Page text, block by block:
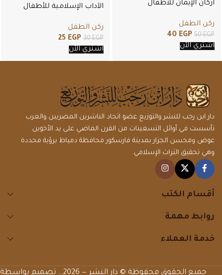
أركان الإيمان للأطفال
ركن الطفل
50EGP
40 EGP
اشتري الأن
الآداب الإسلامية للأطفال
ركن الطفل
30EGP
25 EGP
اشتري الأن
دار ابن رجب للنشر والتوزيع عضو اتحاد الناشرين المصريين والعرب
تأسست في أوائل التسعينات من القرن الماضي على يد الأخوين
عوض ومحسن الجزار بمدينة فارسكور محافظة دمياط برؤية محددة
وهي تحقيق التراث الإسلامي.
أقسام الكتب
روابط مهمة
خدمة العملاء
جميع الحقوق محفوظة © دار النشر — 2026… تصميم بواسطة